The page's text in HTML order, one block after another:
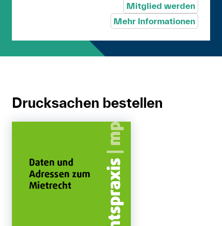
Mitglied werden
Mehr Informationen
Drucksachen bestellen